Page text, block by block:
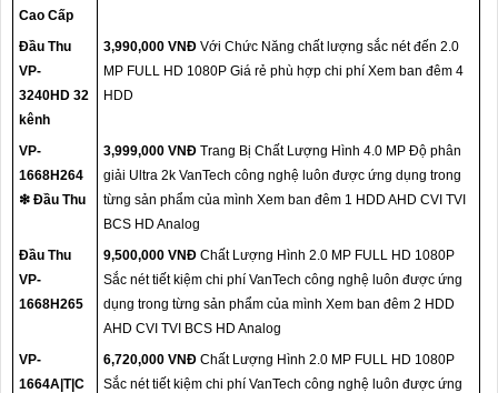
Cao Cấp
Đầu Thu
VP-
3240HD 32
kênh
3,990,000 VNĐ Với Chức Năng chất lượng sắc nét đến 2.0
MP FULL HD 1080P Giá rẻ phù hợp chi phí Xem ban đêm 4
HDD
VP-
1668H264
❇ Đầu Thu
3,999,000 VNĐ Trang Bị Chất Lượng Hình 4.0 MP Độ phân
giải Ultra 2k VanTech công nghệ luôn được ứng dụng trong
từng sản phẩm của mình Xem ban đêm 1 HDD AHD CVI TVI
BCS HD Analog
Đầu Thu
VP-
1668H265
9,500,000 VNĐ Chất Lượng Hình 2.0 MP FULL HD 1080P
Sắc nét tiết kiệm chi phí VanTech công nghệ luôn được ứng
dụng trong từng sản phẩm của mình Xem ban đêm 2 HDD
AHD CVI TVI BCS HD Analog
VP-
1664A|T|C
6,720,000 VNĐ Chất Lượng Hình 2.0 MP FULL HD 1080P
Sắc nét tiết kiệm chi phí VanTech công nghệ luôn được ứng